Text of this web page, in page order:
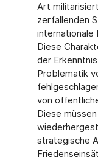
Art
zerfallenden
internationale
Diese
der
Problematik
von
Diese
strategische